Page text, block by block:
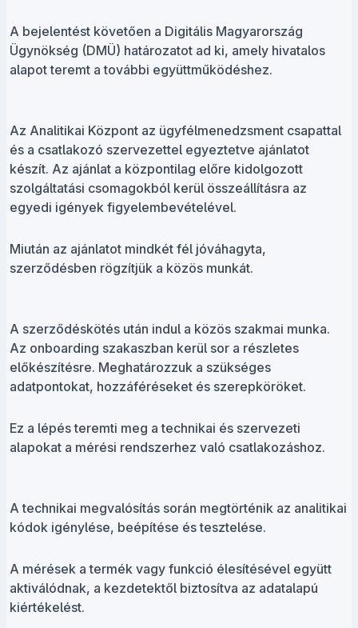
A bejelentést követően a Digitális Magyarország
Ügynökség (DMÜ) határozatot ad ki, amely hivatalos
alapot teremt a további együttműködéshez.
Az Analitikai Központ az ügyfélmenedzsment csapattal
és a csatlakozó szervezettel egyeztetve ajánlatot
készít. Az ajánlat a központilag előre kidolgozott
szolgáltatási csomagokból kerül összeállításra az
egyedi igények figyelembevételével.
Miután az ajánlatot mindkét fél jóváhagyta,
szerződésben rögzítjük a közös munkát.
A szerződéskötés után indul a közös szakmai munka.
Az onboarding szakaszban kerül sor a részletes
előkészítésre. Meghatározzuk a szükséges
adatpontokat, hozzáféréseket és szerepköröket.
Ez a lépés teremti meg a technikai és szervezeti
alapokat a mérési rendszerhez való csatlakozáshoz.
A technikai megvalósítás során megtörténik az analitikai
kódok igénylése, beépítése és tesztelése.
A mérések a termék vagy funkció élesítésével együtt
aktiválódnak, a kezdetektől biztosítva az adatalapú
kiértékelést.